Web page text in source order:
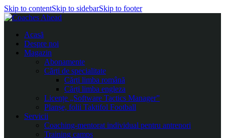
Skip to contentSkip to sidebarSkip to footer
Acasă
Despre noi
Magazin
Abonamente
Cărți de specialitate
Cărți limba română
Cărți limba engleza
Licențe „Software Tactics Manager”
Planșe, folii Taktifol Football
Servicii
Coaching-mentorat individual pentru antrenori
Training camps